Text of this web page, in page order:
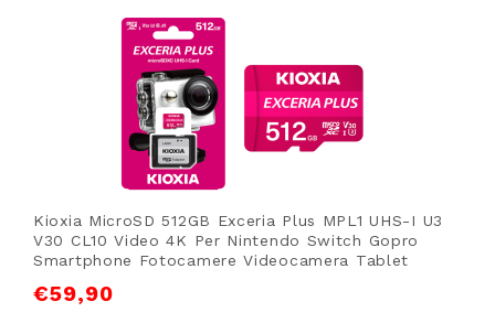
Kioxia MicroSD 512GB Exceria Plus MPL1 UHS-I U3
V30 CL10 Video 4K Per Nintendo Switch Gopro
Smartphone Fotocamere Videocamera Tablet
€59,90